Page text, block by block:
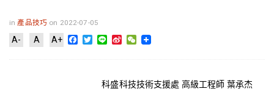
in 產品技巧 on 2022-07-05
A- A A+ Facebook
Twitter
Line Sina WeChat
科盛科技技術支援處 高級工程師 葉承杰